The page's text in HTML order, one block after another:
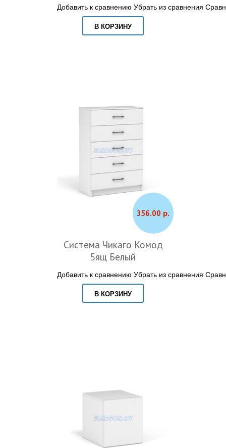
Добавить к сравнению Убрать из сравнения
В КОРЗИНУ
356.00 р.
Система Чикаго Комод
5ящ Белый
Добавить к сравнению Убрать из сравнения
В КОРЗИНУ